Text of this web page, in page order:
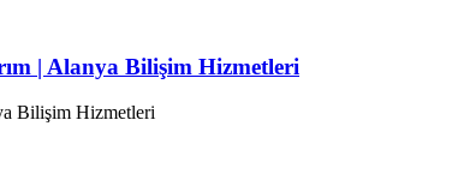
| Alanya Bilişim Hizmetleri
Bilişim Hizmetleri